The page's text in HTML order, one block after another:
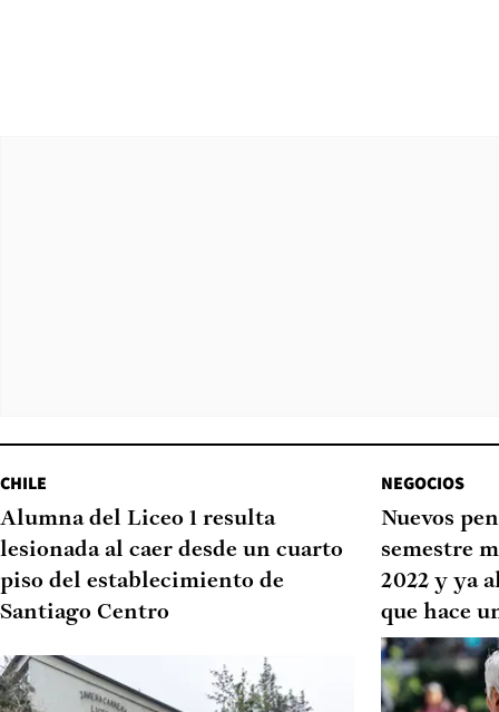
CHILE
Alumna del Liceo 1 resulta
lesionada al caer desde un cuarto
piso del establecimiento de
Santiago Centro
NEGOCIOS
Nuevos
semestre
2022 y ya
que hace